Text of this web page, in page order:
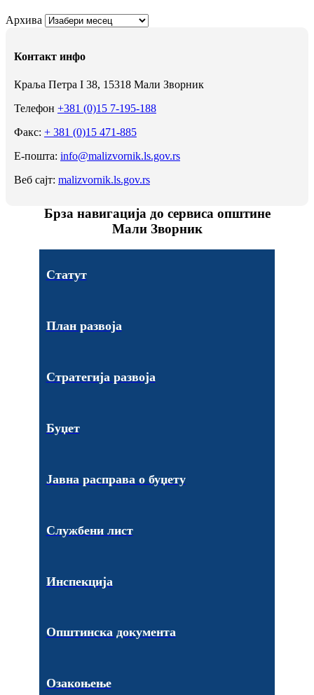
Архива
Контакт инфо
Краља Петра I 38, 15318 Мали Зворник
Телефон +381 (0)15 7-195-188
Факс: + 381 (0)15 471-885
Е-пошта: info@malizvornik.ls.gov.rs
Веб сајт: malizvornik.ls.gov.rs
Брза навигација до сервиса општине
Мали Зворник
Статут
План развоја
Стратегија развоја
Буџет
Јавна расправа о буџету
Службени лист
Инспекција
Општинска документа
Озакоњење